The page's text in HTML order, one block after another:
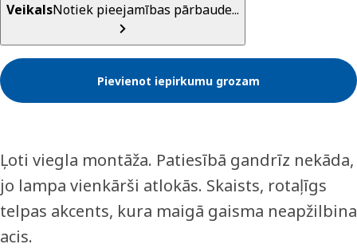
VeikalsNotiek pieejamības pārbaude...
Pievienot iepirkumu grozam
Ļoti viegla montāža. Patiesībā gandrīz nekāda,
jo lampa vienkārši atlokās. Skaists, rotaļīgs
telpas akcents, kura maigā gaisma neapžilbina
acis.